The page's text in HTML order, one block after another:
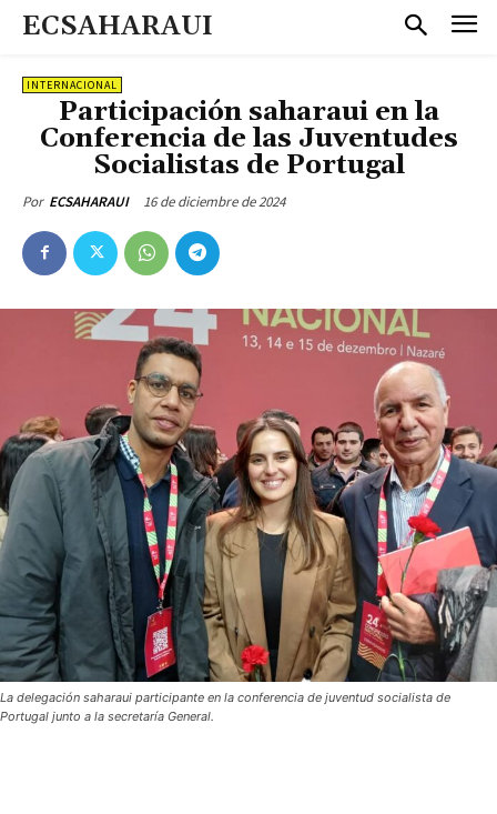
ECSAHARAUI
INTERNACIONAL
Participación saharaui en la
Conferencia de las Juventudes
Socialistas de Portugal
Por ECSAHARAUI 16 de diciembre de 2024
La delegación saharaui participante en la conferencia de juventud socialista de
Portugal junto a la secretaría General.